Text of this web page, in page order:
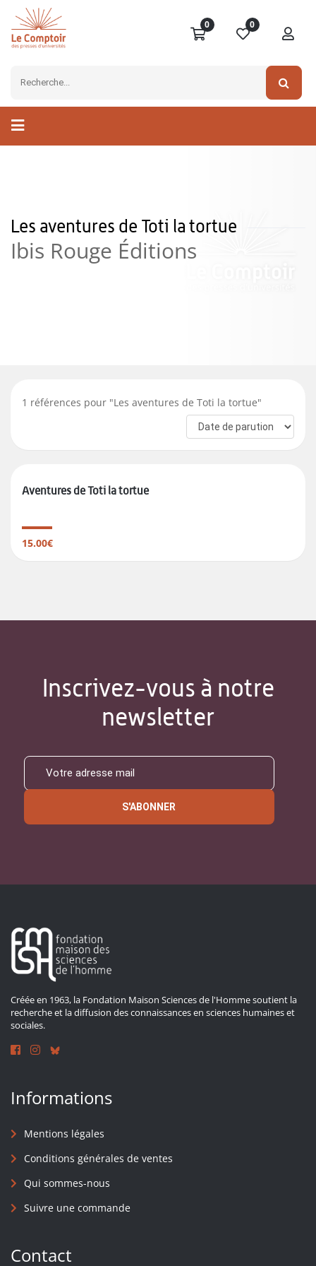
0 0
Les aventures de Toti la tortue
Ibis Rouge Éditions
1 références pour "Les aventures de Toti la tortue"
Aventures de Toti la tortue
15.00€
Inscrivez-vous à notre
newsletter
S'ABONNER
Créée en 1963, la Fondation Maison Sciences de l'Homme soutient la
recherche et la diffusion des connaissances en sciences humaines et
sociales.
Informations
Mentions légales
Conditions générales de ventes
Qui sommes-nous
Suivre une commande
Contact